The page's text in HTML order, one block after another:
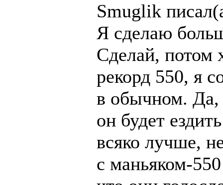
Smuglik
Я сделаю
Сделай, потом
рекорд 550, я
в обычном. Да,
он будет
всяко лучше,
с маньяком-